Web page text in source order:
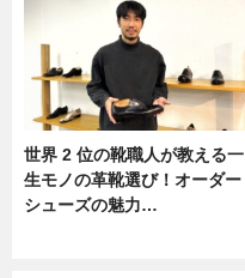
世界 2 位の靴職人が教える一
生モノの革靴選び！オーダー
シューズの魅力…